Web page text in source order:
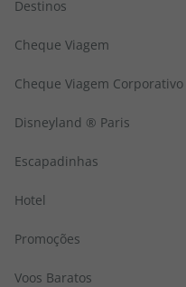
Destinos
Cheque Viagem
Cheque Viagem Corporativo
Disneyland ® Paris
Escapadinhas
Hotel
Promoções
Voos Baratos